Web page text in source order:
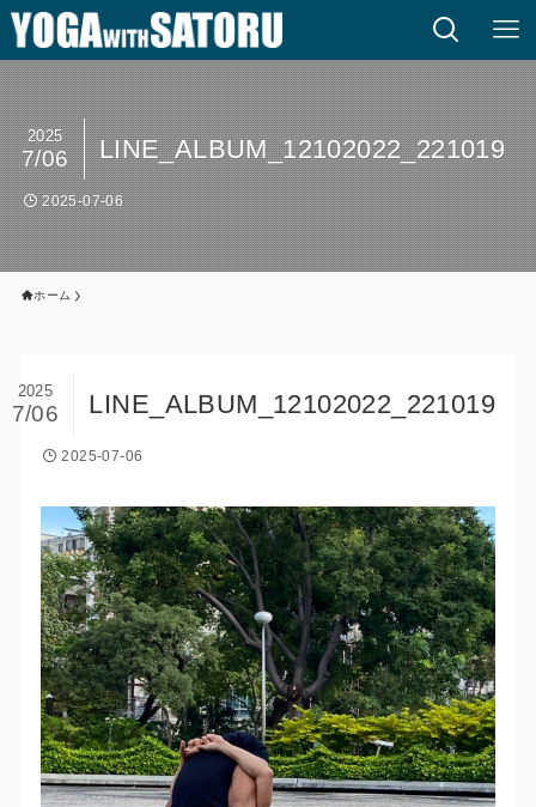
LINE_ALBUM_12102022_221019
2025
7/06
2025-07-06
ホーム
LINE_ALBUM_12102022_221019
2025
7/06
2025-07-06